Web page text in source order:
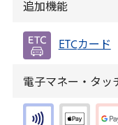
追加機能
ETCカード
電子マネー・タッ